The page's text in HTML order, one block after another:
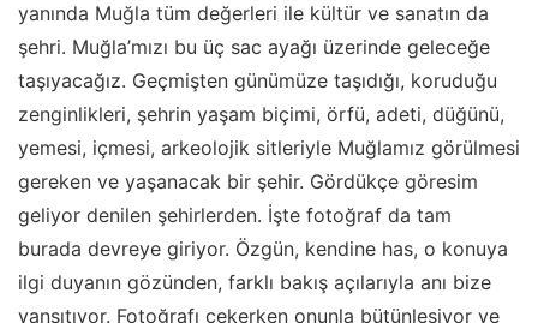
yanında Muğla tüm değerleri ile kültür ve sanatın da
şehri. Muğla’mızı bu üç sac ayağı üzerinde geleceğe
taşıyacağız. Geçmişten günümüze taşıdığı, koruduğu
zenginlikleri, şehrin yaşam biçimi, örfü, adeti, düğünü,
yemesi, içmesi, arkeolojik sitleriyle Muğlamız görülmesi
gereken ve yaşanacak bir şehir. Gördükçe göresim
geliyor denilen şehirlerden. İşte fotoğraf da tam
burada devreye giriyor. Özgün, kendine has, o konuya
ilgi duyanın gözünden, farklı bakış açılarıyla anı bize
yansıtıyor. Fotoğrafı çekerken onunla bütünleşiyor ve